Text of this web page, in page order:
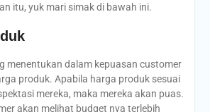
itu, yuk mari simak di bawah ini.
menentukan dalam kepuasan customer
produk. Apabila harga produk sesuai
mereka, maka mereka akan puas.
akan melihat budget nya terlebih